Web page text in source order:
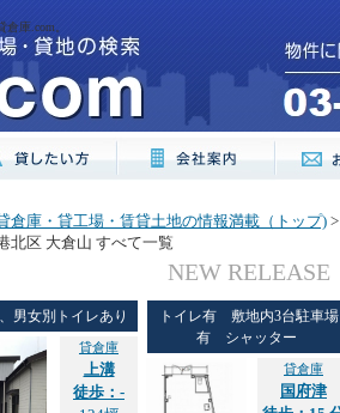
庫.com。
倉庫・貸工場・賃貸土地の情報満載（トップ) >
北区 大倉山 すべて一覧
NEW RELEASE
男女別トイレあり
貸倉庫
上溝
徒歩：-
トイレ有 敷地内3台駐車場
有 シャッター
貸倉庫
国府津